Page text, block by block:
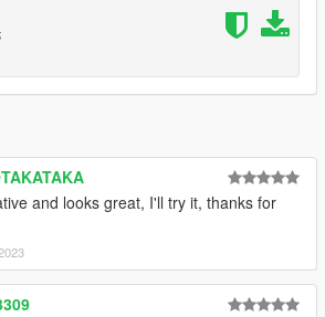
and looks great, I'll try it, thanks for